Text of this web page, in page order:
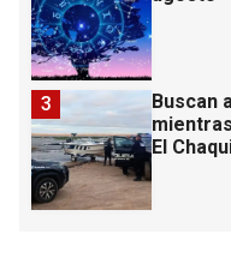
Buscan
El
3